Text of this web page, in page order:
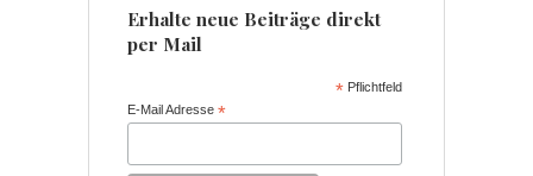
Erhalte neue Beiträge direkt
per Mail
* Pflichtfeld
E-Mail Adresse*